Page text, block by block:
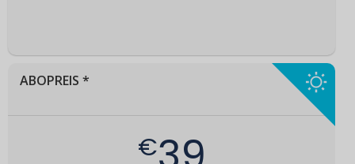
ABOPREIS *
€